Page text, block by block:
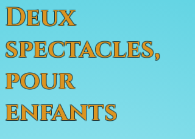
Deux
spectacles,
pour
enfants